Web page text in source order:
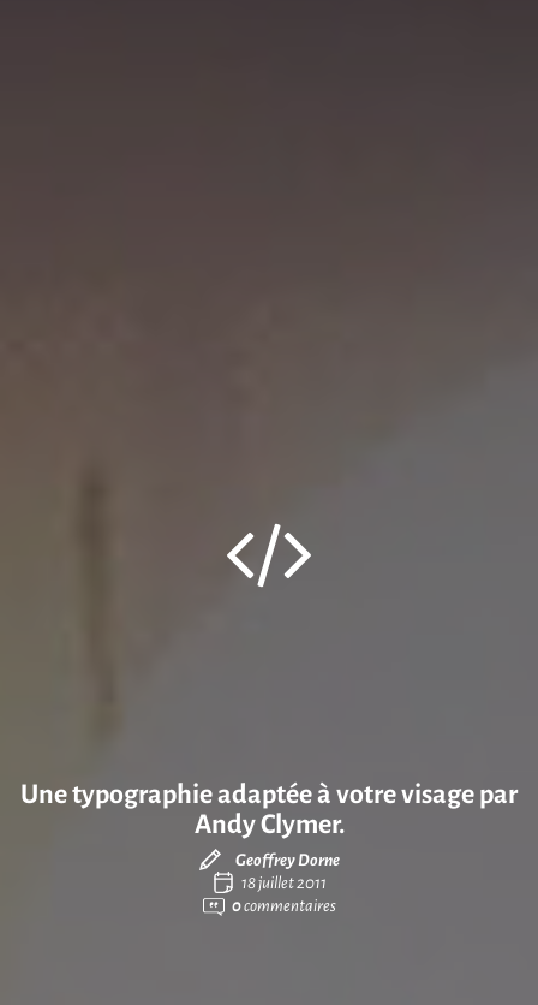
Une typographie adaptée à votre visage par
Andy Clymer.
Geoffrey Dorne
18 juillet 2011
0commentaires